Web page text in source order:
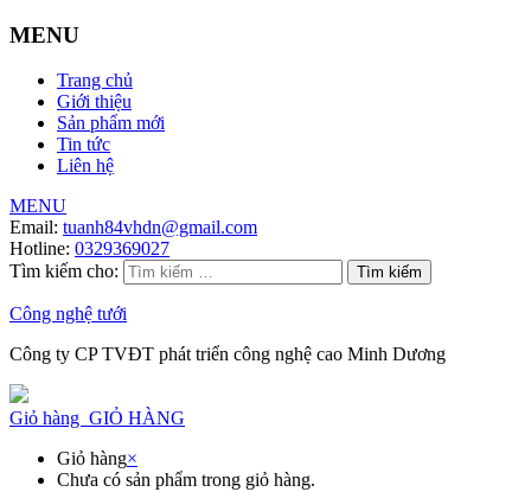
MENU
Trang chủ
Giới thiệu
Sản phẩm mới
Tin tức
Liên hệ
MENU
Email: tuanh84vhdn@gmail.com
Hotline: 0329369027
Tìm kiếm cho:
Công nghệ tưới
Công ty CP TVĐT phát triển công nghệ cao Minh Dương
Giỏ hàng GIỎ HÀNG
Giỏ hàng×
Chưa có sản phẩm trong giỏ hàng.